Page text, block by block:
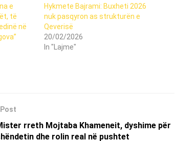
e
të
në
Hykmete Bajrami: Buxheti 2026
nuk pasqyron as strukturën e
Qeverisë
20/02/2026
In "Lajme"
rreth Mojtaba Khameneit, dyshime për
dhe rolin real në pushtet